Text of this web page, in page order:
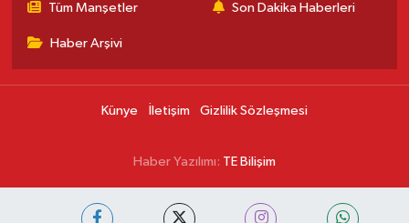
Tüm Manşetler Son Dakika Haberleri
Haber Arşivi
Künye İletişim Gizlilik Sözleşmesi
Haber Yazılımı: TE Bilişim